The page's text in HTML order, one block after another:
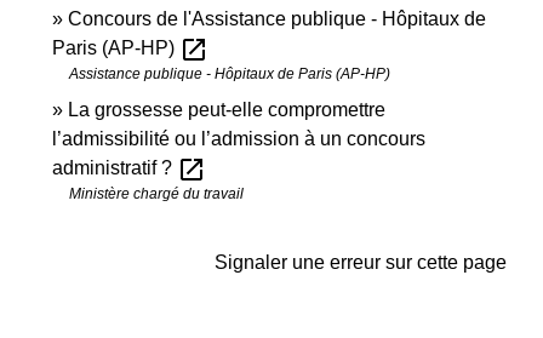
Concours de l'Assistance publique - Hôpitaux de
Paris (AP-HP) open_in_new
Assistance publique - Hôpitaux de Paris (AP-HP)
La grossesse peut-elle compromettre
l’admissibilité ou l’admission à un concours
administratif ? open_in_new
Ministère chargé du travail
Signaler une erreur sur cette page